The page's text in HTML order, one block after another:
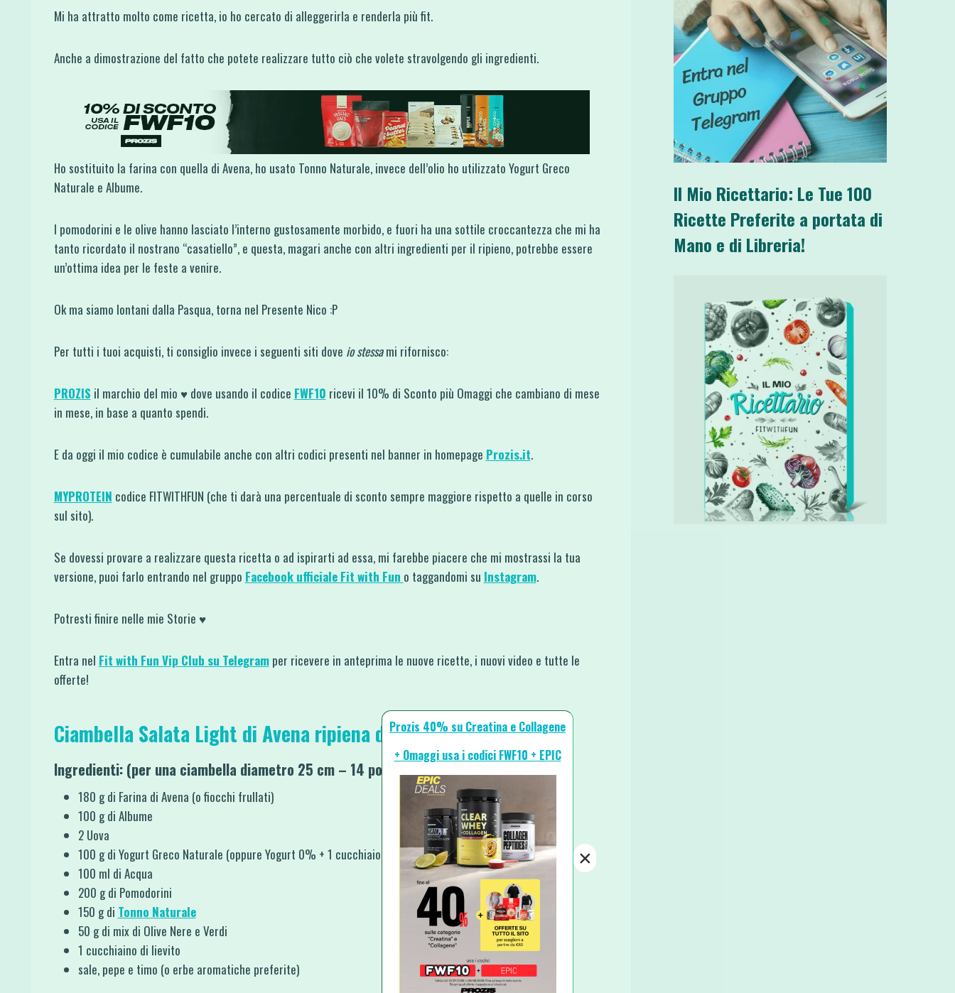
Mi ha attratto molto come ricetta, io ho cercato di alleggerirla e renderla più fit.
Anche a dimostrazione del fatto che potete realizzare tutto ciò che volete stravolgendo gli ingredienti.
Ho sostituito la farina con quella di Avena, ho usato Tonno Naturale, invece dell’olio ho utilizzato Yogurt Greco
Naturale e Albume.
I pomodorini e le olive hanno lasciato l’interno gustosamente morbido, e fuori ha una sottile croccantezza che mi ha
tanto ricordato il nostrano “casatiello”, e questa, magari anche con altri ingredienti per il ripieno, potrebbe essere
un’ottima idea per le feste a venire.
Ok ma siamo lontani dalla Pasqua, torna nel Presente Nico :P
Per tutti i tuoi acquisti, ti consiglio invece i seguenti siti dove io stessami rifornisco:
PROZIS il marchio del mio ♥ dove usando il codice FWF10 ricevi il 10% di Sconto più Omaggi che cambiano di mese
in mese, in base a quanto spendi.
E da oggi il mio codice è cumulabile anche con altri codici presenti nel banner in homepage Prozis.it.
MYPROTEIN codice FITWITHFUN (che ti darà una percentuale di sconto sempre maggiore rispetto a quelle in corso
sul sito).
Se dovessi provare a realizzare questa ricetta o ad ispirarti ad essa, mi farebbe piacere che mi mostrassi la tua
versione, puoi farlo entrando nel gruppo Facebook ufficiale Fit with Fun o taggandomi su Instagram.
Potresti finire nelle mie Storie ♥
Entra nel Fit with Fun Vip Club su Telegramper ricevere in anteprima le nuove ricette, i nuovi video e tutte le
offerte!
Ciambella Salata Light di Avena ripiena di Tonno e Olive
Ingredienti: (per una ciambella diametro 25 cm – 14 porzioni)
180 g di Farina di Avena (o fiocchi frullati)
100 g di Albume
2 Uova
100 g di Yogurt Greco Naturale (oppure Yogurt 0% + 1 cucchiaio di Olio)
100 ml di Acqua
200 g di Pomodorini
150 g di Tonno Naturale
50 g di mix di Olive Nere e Verdi
1 cucchiaino di lievito
sale, pepe e timo (o erbe aromatiche preferite)
Il Mio Ricettario: Le Tue 100
Ricette Preferite a portata di
Mano e di Libreria!
Prozis 40% su Creatina e Collagene
+ Omaggi usa i codici FWF10 + EPIC
×